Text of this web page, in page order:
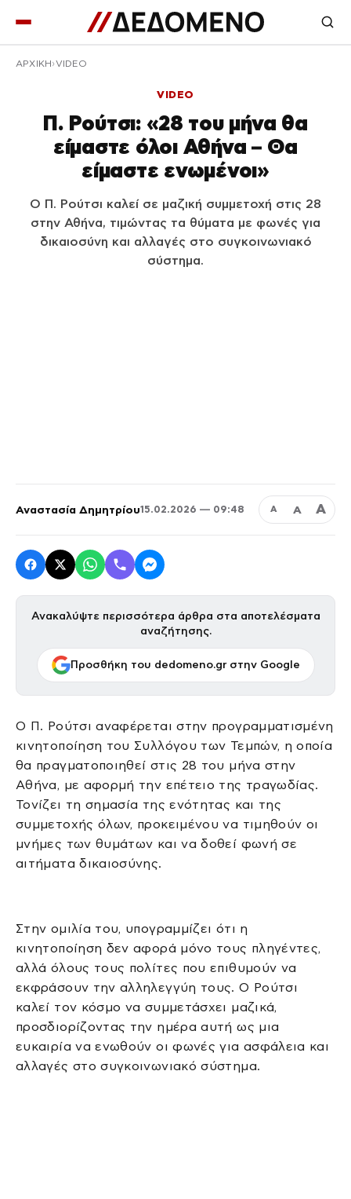
ΑΡΧΙΚΉ VIDEO
VIDEO
Π. Ρούτσι: «28 του μήνα θα
είμαστε όλοι Αθήνα – Θα
είμαστε ενωμένοι»
Ο Π. Ρούτσι καλεί σε μαζική συμμετοχή στις 28
στην Αθήνα, τιμώντας τα θύματα με φωνές για
δικαιοσύνη και αλλαγές στο συγκοινωνιακό
σύστημα.
Αναστασία Δημητρίου15.02.2026 — 09:48 Α Α Α
Ανακαλύψτε περισσότερα άρθρα στα αποτελέσματα
αναζήτησης.
Προσθήκη του dedomeno.gr στην Google
Ο Π. Ρούτσι αναφέρεται στην προγραμματισμένη
κινητοποίηση του Συλλόγου των Τεμπών, η οποία
θα πραγματοποιηθεί στις 28 του μήνα στην
Αθήνα, με αφορμή την επέτειο της τραγωδίας.
Τονίζει τη σημασία της ενότητας και της
συμμετοχής όλων, προκειμένου να τιμηθούν οι
μνήμες των θυμάτων και να δοθεί φωνή σε
αιτήματα δικαιοσύνης.
Στην ομιλία του, υπογραμμίζει ότι η
κινητοποίηση δεν αφορά μόνο τους πληγέντες,
αλλά όλους τους πολίτες που επιθυμούν να
εκφράσουν την αλληλεγγύη τους. Ο Ρούτσι
καλεί τον κόσμο να συμμετάσχει μαζικά,
προσδιορίζοντας την ημέρα αυτή ως μια
ευκαιρία να ενωθούν οι φωνές για ασφάλεια και
αλλαγές στο συγκοινωνιακό σύστημα.